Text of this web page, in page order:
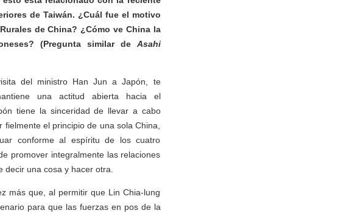
de Taiwán. ¿Cuál fue el motivo
de China? ¿Cómo ve China la
(Pregunta similar de Asahi
del ministro Han Jun a Japón, te
una actitud abierta hacia el
tiene la sinceridad de llevar a cabo
el principio de una sola China,
conforme al espíritu de los cuatro
promover integralmente las relaciones
una cosa y hacer otra.
más que, al permitir que Lin Chia-lung
para que las fuerzas en pos de la